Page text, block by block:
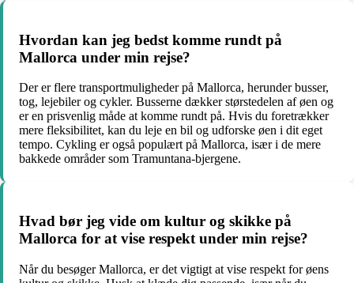
Hvordan kan jeg bedst komme rundt på
Mallorca under min rejse?
Der er flere transportmuligheder på Mallorca, herunder busser,
tog, lejebiler og cykler. Busserne dækker størstedelen af øen og
er en prisvenlig måde at komme rundt på. Hvis du foretrækker
mere fleksibilitet, kan du leje en bil og udforske øen i dit eget
tempo. Cykling er også populært på Mallorca, især i de mere
bakkede områder som Tramuntana-bjergene.
Hvad bør jeg vide om kultur og skikke på
Mallorca for at vise respekt under min rejse?
Når du besøger Mallorca, er det vigtigt at vise respekt for øens